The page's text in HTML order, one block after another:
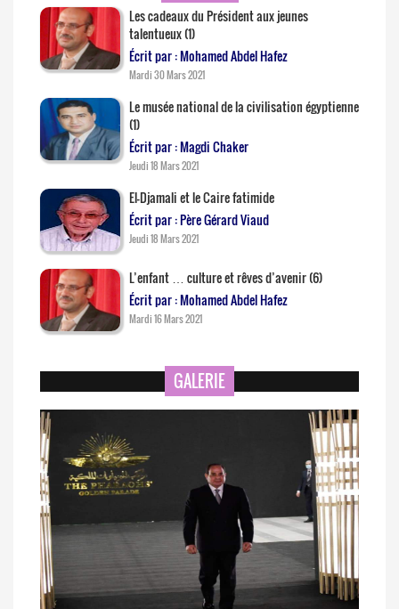
Les cadeaux du Président aux jeunes
talentueux (1)
Écrit par : Mohamed Abdel Hafez
Mardi 30 Mars 2021
Le musée national de la civilisation égyptienne
(1)
Écrit par : Magdi Chaker
Jeudi 18 Mars 2021
El-Djamali et le Caire fatimide
Écrit par : Père Gérard Viaud
Jeudi 18 Mars 2021
L’enfant … culture et rêves d’avenir (6)
Écrit par : Mohamed Abdel Hafez
Mardi 16 Mars 2021
GALERIE